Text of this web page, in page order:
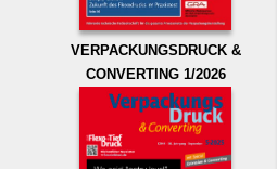
VERPACKUNGSDRUCK &
CONVERTING 1/2026